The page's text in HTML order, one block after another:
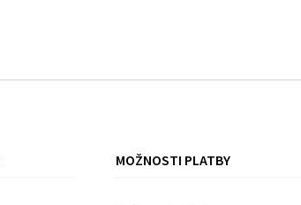
MOŽNOSTI PLATBY